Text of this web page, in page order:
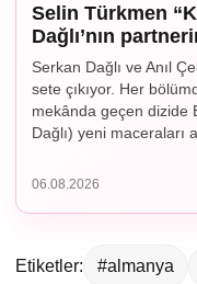
Selin Türkmen
Dağlı’nın
Serkan Dağlı ve Anıl
sete çıkıyor. Her
mekânda geçen dizide
Dağlı) yeni maceraları
06.08.2026
Etiketler: #almanya